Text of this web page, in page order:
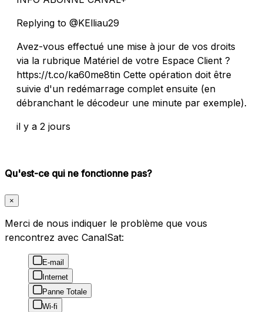
Replying to @KElliau29
Avez-vous effectué une mise à jour de vos droits
via la rubrique Matériel de votre Espace Client ?
https://t.co/ka60me8tin Cette opération doit être
suivie d'un redémarrage complet ensuite (en
débranchant le décodeur une minute par exemple).
il y a 2 jours
Qu'est-ce qui ne fonctionne pas?
×
Merci de nous indiquer le problème que vous
rencontrez avec CanalSat:
E-mail
Internet
Panne Totale
Wi-fi